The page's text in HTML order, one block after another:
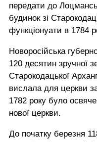
передати до
будинок зі
функціонуати в 1784
Новоросійська
120 десятин зручної
Старокодацької
вислала для церкви
1782 року було
нової церкви.
До початку березня